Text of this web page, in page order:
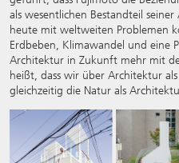
als wesentlichen Bestandteil
heute mit weltweiten Problemen
Erdbeben, Klimawandel und eine
Architektur in Zukunft mehr mit
heißt, dass wir über Architektur
gleichzeitig die Natur als